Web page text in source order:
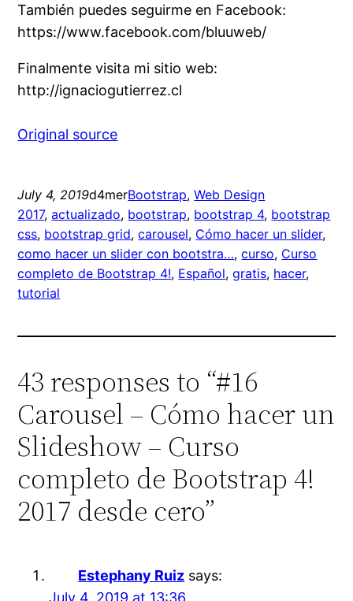
También puedes seguirme en Facebook:
https://www.facebook.com/bluuweb/
Finalmente visita mi sitio web:
http://ignaciogutierrez.cl
Original source
July 4, 2019d4merBootstrap, Web Design
2017, actualizado, bootstrap, bootstrap 4, bootstrap
css, bootstrap grid, carousel, Cómo hacer un slider
como hacer un slider con bootstra…, curso, Curso
completo de Bootstrap 4!, Español, gratis, hacer
tutorial
43 responses to “#16
Carousel – Cómo hacer un
Slideshow – Curso
completo de Bootstrap 4!
2017 desde cero”
Estephany Ruiz says:
July 4, 2019 at 13:36